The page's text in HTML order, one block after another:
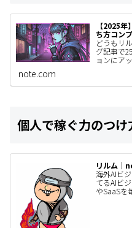
【2025
ち方コン
どうもリ
グ記事で
ョンにア
note.com
個人で稼ぐ力のつけ
リルム｜
海外AIビ
てるAIビ
やSaaSを